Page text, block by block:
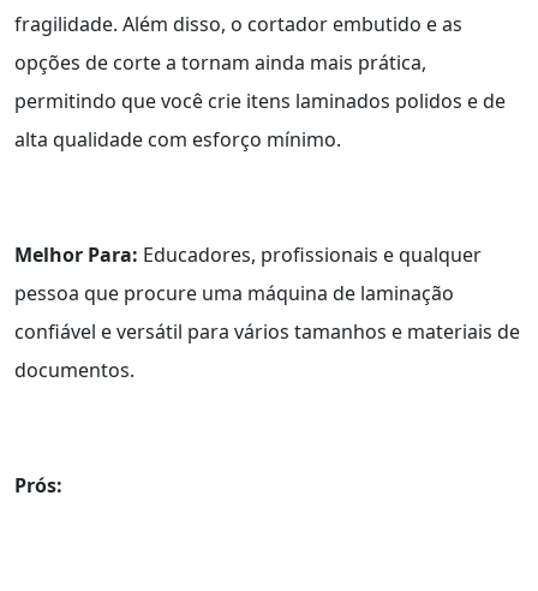
fragilidade. Além disso, o cortador embutido e as
opções de corte a tornam ainda mais prática,
permitindo que você crie itens laminados polidos e de
alta qualidade com esforço mínimo.
Melhor Para: Educadores, profissionais e qualquer
pessoa que procure uma máquina de laminação
confiável e versátil para vários tamanhos e materiais de
documentos.
Prós: